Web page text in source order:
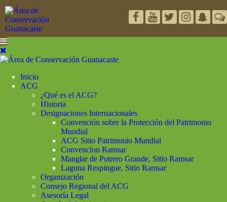
Inicio
ACG
¿Qué es el ACG?
Historia
Designaciones Internacionales
Convención sobre la Protección del Patrimonio
Mundial
ACG Sitio Patrimonio Mundial
Convencíon Ramsar
Manglar de Potrero Grande, Sitio Ramsar
Laguna Respingue, Sitio Ramsar
Organización
Consejo Regional del ACG
Asesoría Legal